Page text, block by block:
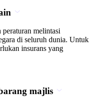
melintasi
di seluruh dunia. Untuk
insurans yang
majlis